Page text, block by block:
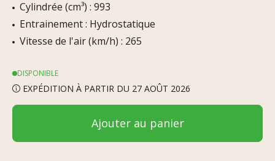
Cylindrée (cm³) : 993
Entrainement : Hydrostatique
Vitesse de l'air (km/h) : 265
DISPONIBLE
EXPÉDITION À PARTIR DU 27 AOÛT 2026
Ajouter au panier